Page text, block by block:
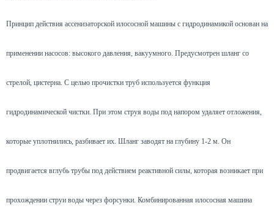
Принцип действия ассенизаторской илососной машины с гидродинамикой основан на
применении насосов: высокого давления, вакуумного. Предусмотрен шланг со
стрелой, цистерна. С целью прочистки труб используется функция
гидродинамической чистки. При этом струя воды под напором удаляет отложения,
которые уплотнились, разбивает их. Шланг заводят на глубину 1-2 м. Он
продвигается вглубь трубы под действием реактивной силы, которая возникает при
прохождении струи воды через форсунки. Комбинированная илососная машина